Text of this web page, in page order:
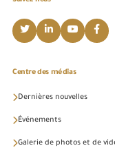
Centre des médias
Dernières nouvelles
Événements
Galerie de photos et de